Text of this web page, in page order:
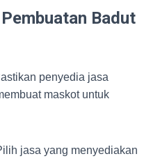
Badut
penyedia jasa
maskot untuk
jasa yang menyediakan